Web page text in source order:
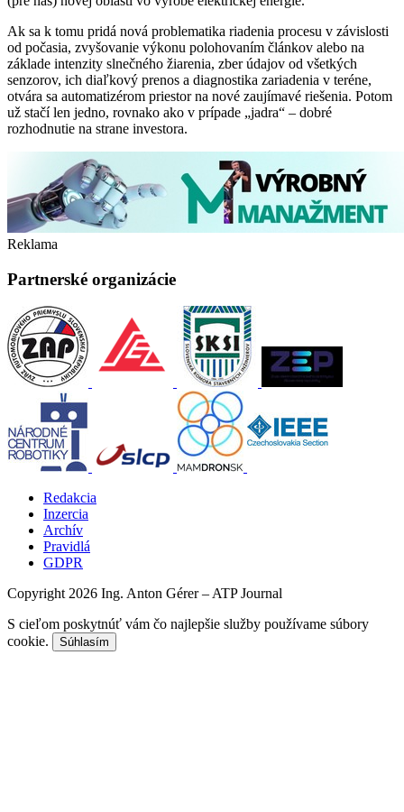
Ak sa k tomu pridá nová problematika riadenia procesu v závislosti
od počasia, zvyšovanie výkonu polohovaním článkov alebo na
základe intenzity slnečného žiarenia, zber údajov od všetkých
senzorov, ich diaľkový prenos a diagnostika zariadenia v teréne,
otvára sa automatizérom priestor na nové zaujímavé riešenia. Potom
už stačí len jedno, rovnako ako v prípade „jadra“ – dobré
rozhodnutie na strane investora.
Reklama
Partnerské organizácie
Redakcia
Inzercia
Archív
Pravidlá
GDPR
Copyright 2026 Ing. Anton Gérer – ATP Journal
S cieľom poskytnúť vám čo najlepšie služby používame súbory
cookie.
Súhlasím